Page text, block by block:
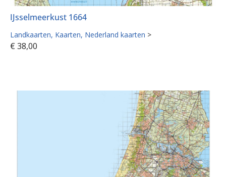
IJsselmeerkust 1664
Landkaarten Kaarten Nederland kaarten >
€ 38,00